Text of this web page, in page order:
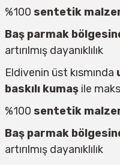
%100 sentetik
Baş parmak
artırılmış dayanıklılık
Eldivenin üst kısmında
baskılı kumaş ile
%100 sentetik
Baş parmak
artırılmış dayanıklılık